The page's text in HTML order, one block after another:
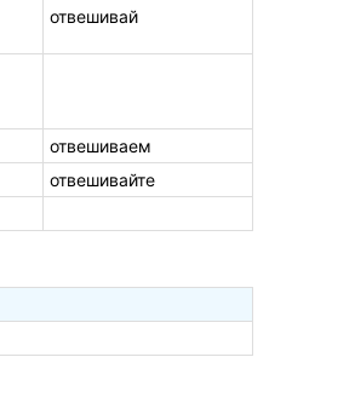
отвешивай
отвешиваем
отвешивайте